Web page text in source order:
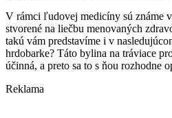
V rámci ľudovej medicíny sú známe
stvorené na liečbu menovaných
takú vám predstavíme i v
hrdobarke? Táto bylina na tráviace
účinná, a preto sa to s ňou rozhodne
Reklama